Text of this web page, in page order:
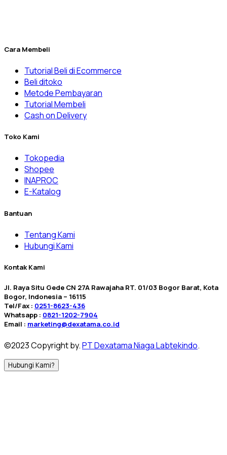
Cara Membeli
Tutorial Beli di Ecommerce
Beli ditoko
Metode Pembayaran
Tutorial Membeli
Cash on Delivery
Toko Kami
Tokopedia
Shopee
INAPROC
E-Katalog
Bantuan
Tentang Kami
Hubungi Kami
Kontak Kami
Jl. Raya Situ Gede CN 27A Rawajaha RT. 01/03 Bogor Barat, Kota
Bogor, Indonesia – 16115
Tel/Fax : 0251-8623-436
Whatsapp : 0821-1202-7904
Email : marketing@dexatama.co.id
©2023 Copyright by.PT Dexatama Niaga Labtekindo.
Hubungi Kami?